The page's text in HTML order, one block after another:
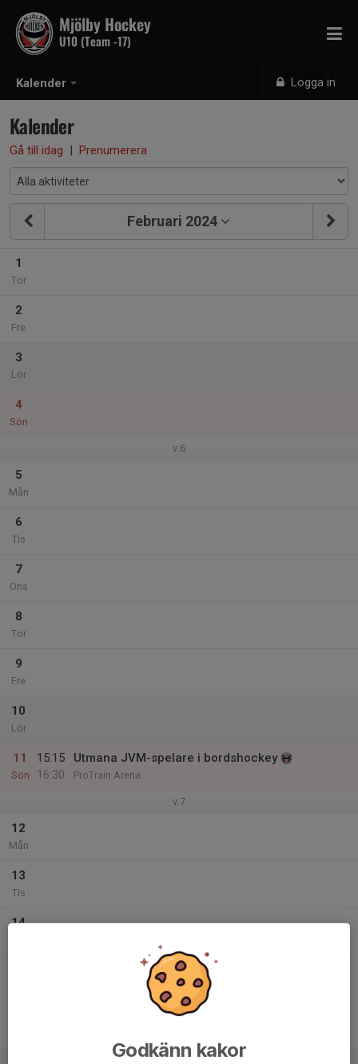
Kalender Logga in
Mjölby Hockey
U10 (Team -17)
Kalender
Gå till idag | Prenumerera
Februari 2024
1
Tor
2
Fre
3
Lör
4
Sön
v.6
5
Mån
6
Tis
7
Ons
8
Tor
9
Fre
10
Lör
11
Sön
15:15
16:30
Utmana JVM-spelare i bordshockey
ProTrain Arena
v.7
12
Mån
13
Tis
14
Godkänn kakor